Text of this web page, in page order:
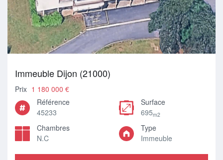
Immeuble Dijon (21000)
Prix 1 180 000 €
Référence
45233
Surface
695m2
Chambres
N.C
Type
Immeuble